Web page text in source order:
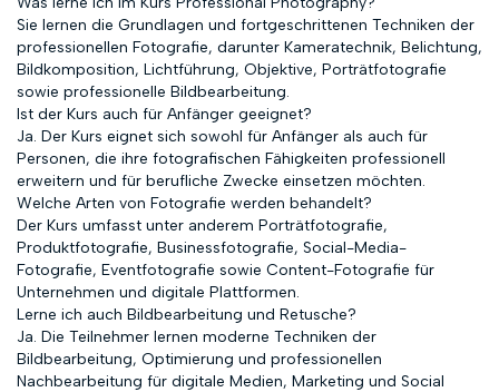
Sie lernen die Grundlagen und fortgeschrittenen Techniken der
professionellen Fotografie, darunter Kameratechnik, Belichtung,
Bildkomposition, Lichtführung, Objektive, Porträtfotografie
sowie professionelle Bildbearbeitung.
Ist der Kurs auch für Anfänger geeignet?
Ja. Der Kurs eignet sich sowohl für Anfänger als auch für
Personen, die ihre fotografischen Fähigkeiten professionell
erweitern und für berufliche Zwecke einsetzen möchten.
Welche Arten von Fotografie werden behandelt?
Der Kurs umfasst unter anderem Porträtfotografie,
Produktfotografie, Businessfotografie, Social-Media-
Fotografie, Eventfotografie sowie Content-Fotografie für
Unternehmen und digitale Plattformen.
Lerne ich auch Bildbearbeitung und Retusche?
Ja. Die Teilnehmer lernen moderne Techniken der
Bildbearbeitung, Optimierung und professionellen
Nachbearbeitung für digitale Medien, Marketing und Social